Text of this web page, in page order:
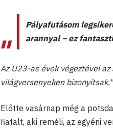
Pályafutásom
arannyal – ez
Az U23-as évek végeztével
világversenyeken bizonyítsak."
Előtte vasárnap még a
fiatalt, aki reméli, az egyéni